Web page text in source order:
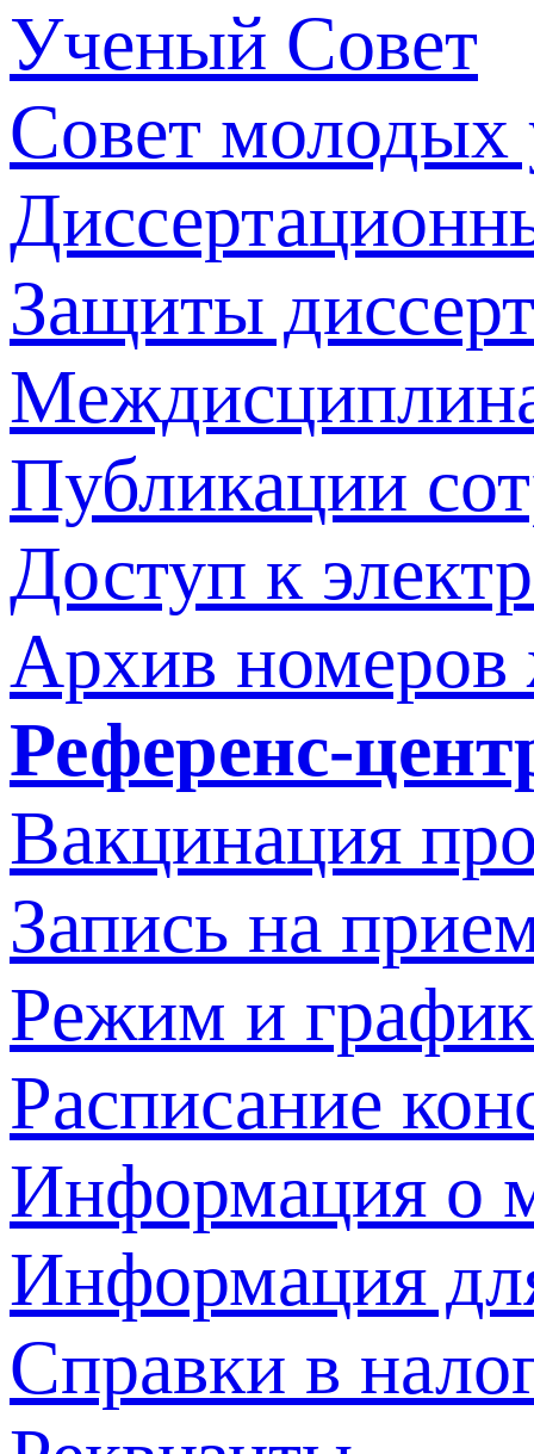
Ученый Совет
Совет молодых
Защиты
Публикации
Доступ к
Архив номеров
Референс-
Вакцинация
Запись на
Режим и
Расписание
Информация о
Информация
Справки в